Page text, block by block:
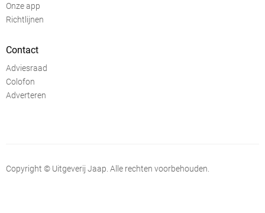
Onze app
Richtlijnen
Contact
Adviesraad
Colofon
Adverteren
Copyright © Uitgeverij Jaap. Alle rechten voorbehouden.